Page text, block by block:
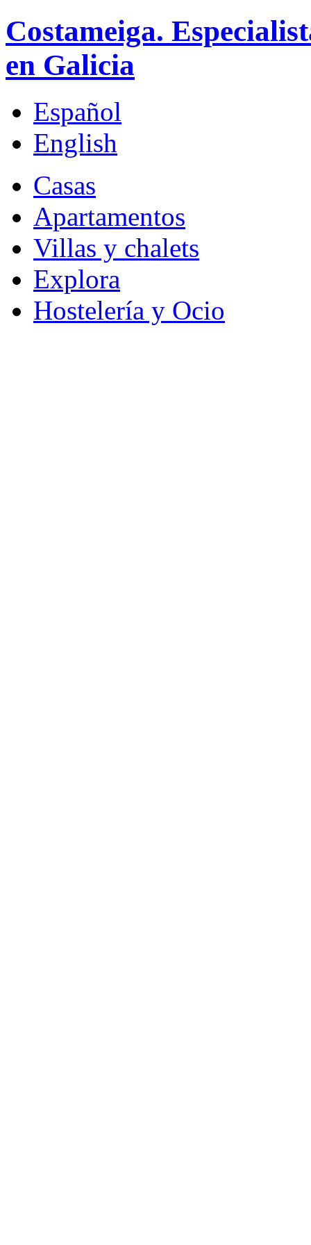
Costameiga.
en Galicia
Español
English
Casas
Apartamentos
Villas y chalets
Explora
Hostelería y Ocio